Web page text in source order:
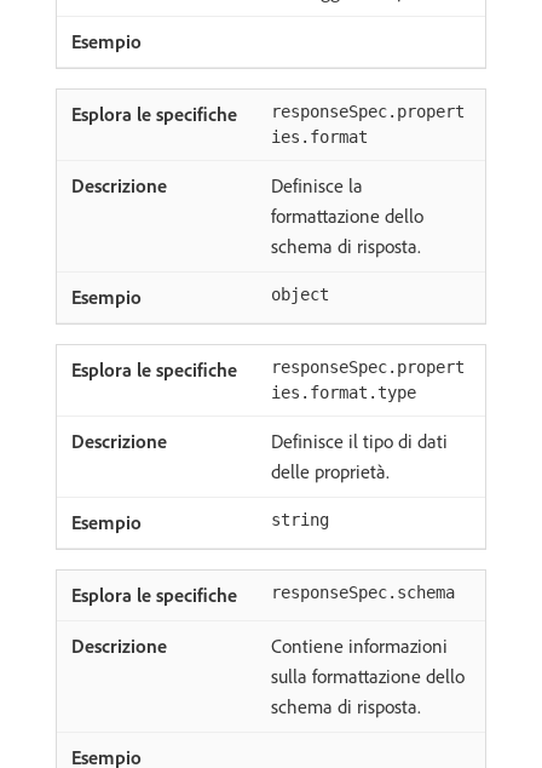
responseSpec.propert
ies.format
Definisce la
formattazione dello
schema di risposta.
object
responseSpec.propert
ies.format.type
Definisce il tipo di dati
delle proprietà.
string
responseSpec.schema
Contiene informazioni
sulla formattazione dello
schema di risposta.